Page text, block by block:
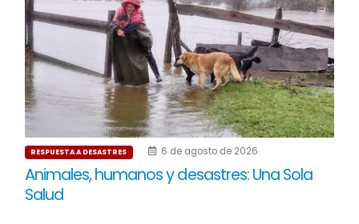
RESPUESTA A DESASTRES 6 de agosto de 2026
Animales, humanos y desastres: Una Sola
Salud